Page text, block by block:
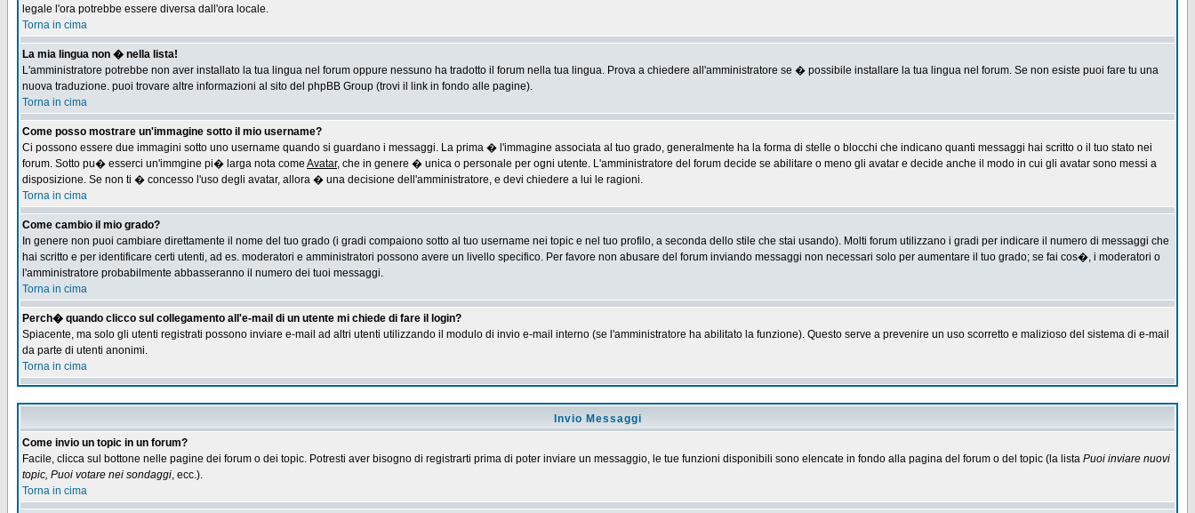
legale l'ora potrebbe essere diversa dall'ora locale.
Torna in cima
La mia lingua non � nella lista!
L'amministratore potrebbe non aver installato la tua lingua nel forum oppure nessuno ha tradotto il forum nella tua lingua. Prova a chiedere all'amministratore se � possibile installare la tua lingua nel forum. Se non esiste puoi fare tu una
nuova traduzione. puoi trovare altre informazioni al sito del phpBB Group (trovi il link in fondo alle pagine).
Torna in cima
Come posso mostrare un'immagine sotto il mio username?
Ci possono essere due immagini sotto uno username quando si guardano i messaggi. La prima � l'immagine associata al tuo grado, generalmente ha la forma di stelle o blocchi che indicano quanti messaggi hai scritto o il tuo stato nei
forum. Sotto pu� esserci un'immgine pi� larga nota come Avatar, che in genere � unica o personale per ogni utente. L'amministratore del forum decide se abilitare o meno gli avatar e decide anche il modo in cui gli avatar sono messi a
disposizione. Se non ti � concesso l'uso degli avatar, allora � una decisione dell'amministratore, e devi chiedere a lui le ragioni.
Torna in cima
Come cambio il mio grado?
In genere non puoi cambiare direttamente il nome del tuo grado (i gradi compaiono sotto al tuo username nei topic e nel tuo profilo, a seconda dello stile che stai usando). Molti forum utilizzano i gradi per indicare il numero di messaggi che
hai scritto e per identificare certi utenti, ad es. moderatori e amministratori possono avere un livello specifico. Per favore non abusare del forum inviando messaggi non necessari solo per aumentare il tuo grado; se fai cos�, i moderatori o
l'amministratore probabilmente abbasseranno il numero dei tuoi messaggi.
Torna in cima
Perch� quando clicco sul collegamento all'e-mail di un utente mi chiede di fare il login?
Spiacente, ma solo gli utenti registrati possono inviare e-mail ad altri utenti utilizzando il modulo di invio e-mail interno (se l'amministratore ha abilitato la funzione). Questo serve a prevenire un uso scorretto e malizioso del sistema di e-mail
da parte di utenti anonimi.
Torna in cima
Invio Messaggi
Come invio un topic in un forum?
Facile, clicca sul bottone nelle pagine dei forum o dei topic. Potresti aver bisogno di registrarti prima di poter inviare un messaggio, le tue funzioni disponibili sono elencate in fondo alla pagina del forum o del topic (la lista Puoi inviare nuovi
topic, Puoi votare nei sondaggi, ecc.).
Torna in cima